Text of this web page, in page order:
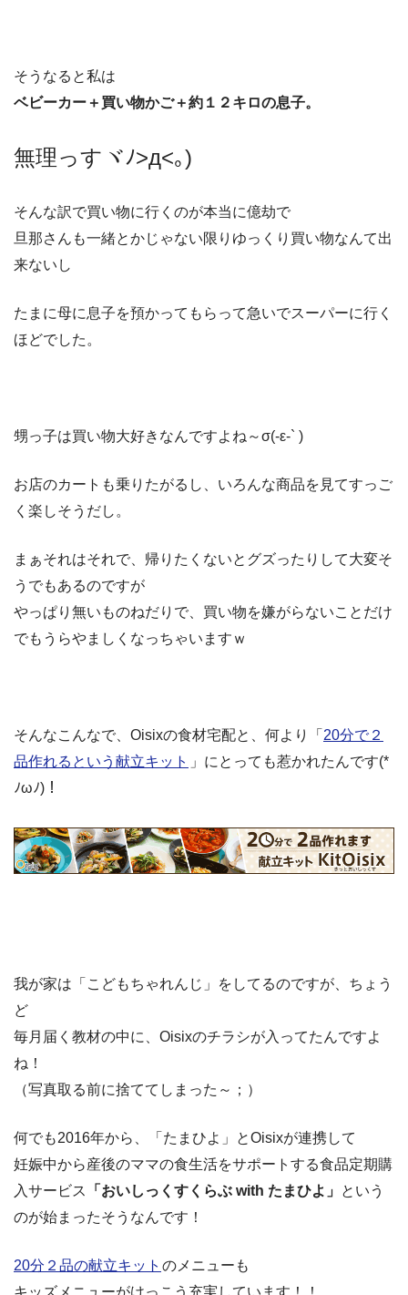
そうなると私は
ベビーカー＋買い物かご＋約１２キロの息子。
無理っすヾﾉ>д<｡)
そんな訳で買い物に行くのが本当に億劫で
旦那さんも一緒とかじゃない限りゆっくり買い物なんて出
来ないし
たまに母に息子を預かってもらって急いでスーパーに行く
ほどでした。
甥っ子は買い物大好きなんですよね～σ(-ε-` )
お店のカートも乗りたがるし、いろんな商品を見てすっご
く楽しそうだし。
まぁそれはそれで、帰りたくないとグズったりして大変そ
うでもあるのですが
やっぱり無いものねだりで、買い物を嫌がらないことだけ
でもうらやましくなっちゃいますｗ
そんなこんなで、Oisixの食材宅配と、何より「 20分で２
品作れるという献立キット 」にとっても惹かれたんです(*
ﾉωﾉ)！
我が家は「こどもちゃれんじ」をしてるのですが、ちょう
ど
毎月届く教材の中に、Oisixのチラシが入ってたんですよ
ね！
（写真取る前に捨ててしまった～；）
何でも2016年から、「たまひよ」とOisixが連携して
妊娠中から産後のママの食生活をサポートする食品定期購
入サービス
「おいしっくすくらぶ with たまひよ」 という
のが始まったそうなんです！
20分２品の献立キット のメニューも